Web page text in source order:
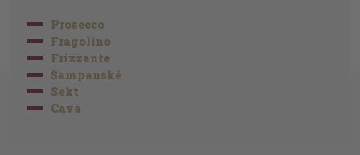
Prosecco
Fragolino
Frizzante
Šampanské
Sekt
Cava